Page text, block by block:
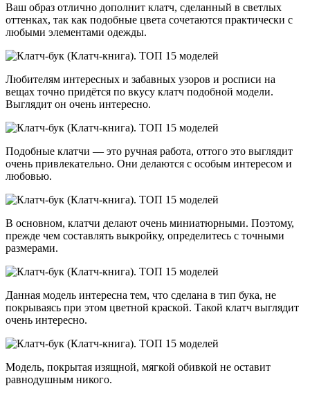
Ваш образ отлично дополнит клатч, сделанный в светлых
оттенках, так как подобные цвета сочетаются практически с
любыми элементами одежды.
Любителям интересных и забавных узоров и росписи на
вещах точно придётся по вкусу клатч подобной модели.
Выглядит он очень интересно.
Подобные клатчи — это ручная работа, оттого это выглядит
очень привлекательно. Они делаются с особым интересом и
любовью.
В основном, клатчи делают очень миниатюрными. Поэтому,
прежде чем составлять выкройку, определитесь с точными
размерами.
Данная модель интересна тем, что сделана в тип бука, не
покрываясь при этом цветной краской. Такой клатч выглядит
очень интересно.
Модель, покрытая изящной, мягкой обивкой не оставит
равнодушным никого.